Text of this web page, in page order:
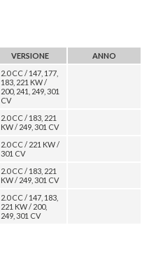
VERSIONE
ANNO
2.0 CC / 147, 177,
183, 221 KW /
200, 241, 249, 301
CV
2.0 CC / 183, 221
KW / 249, 301 CV
2.0 CC / 221 KW /
301 CV
2.0 CC / 183, 221
KW / 249, 301 CV
2.0 CC / 147, 183,
221 KW / 200,
249, 301 CV